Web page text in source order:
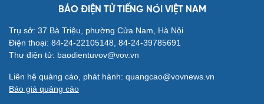
BÁO ĐIỆN TỬ TIẾNG NÓI VIỆT NAM
Trụ sở: 37 Bà Triệu, phường Cửa Nam, Hà Nội
Điện thoại: 84-24-22105148, 84-24-39785691
Thư điện tử: baodientuvov@vov.vn
Liên hệ quảng cáo, phát hành: quangcao@vovnews.vn
Báo giá quảng cáo